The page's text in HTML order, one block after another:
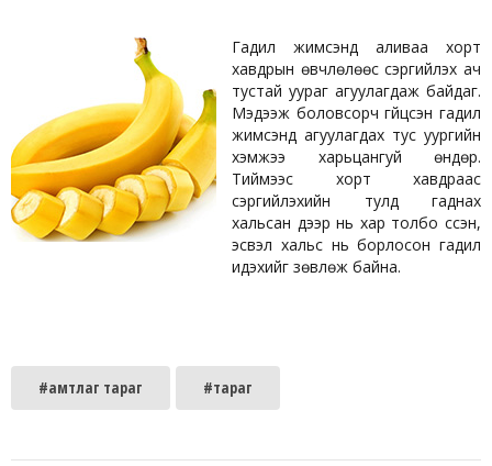
Гадил жимсэнд аливаа хорт
хавдрын өвчлөлөөс сэргийлэх ач
тустай уураг агуулагдаж байдаг.
Мэдээж боловсорч гүйцсэн гадил
жимсэнд агуулагдах тус уургийн
хэмжээ харьцангуй өндөр.
Тиймээс хорт хавдраас
сэргийлэхийн тулд гаднах
хальсан дээр нь хар толбо үүссэн,
эсвэл хальс нь борлосон гадил
идэхийг зөвлөж байна.
#амтлаг тараг #тараг